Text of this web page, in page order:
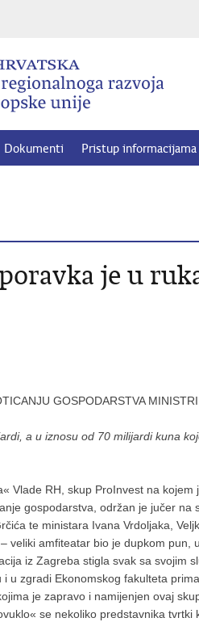
Dokumenti Pristup informacijama
je u
GOSPODARSTVA
a u iznosu od 70 milijardi kuna
Vlade RH, skup ProInvest na
gospodarstva, održan je jučer na
te ministara Ivana Vrdoljaka,
veliki amfiteatar bio je dupkom pun,
iz Zagreba stigla svak sa svojim
u zgradi Ekonomskog fakulteta
je zapravo i namijenjen ovaj
se nekoliko predstavnika